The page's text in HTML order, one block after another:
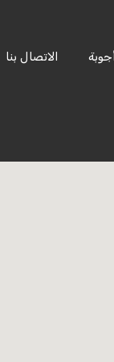
الاتصال بنا